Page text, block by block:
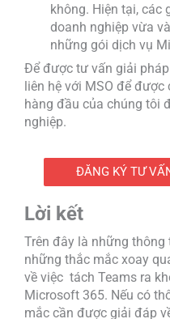
không. Hiện tại, các
doanh nghiệp vừa
những gói dịch vụ
Để được tư vấn giải
liên hệ với MSO để
hàng đầu của chúng tôi
nghiệp.
ĐĂNG KÝ TƯ
Lời kết
Trên đây là những
những thắc mắc xoay
về việc tách Teams ra
Microsoft 365. Nếu có
mắc cần được giải đáp